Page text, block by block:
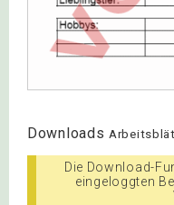
Downloads
Die Download-
eingeloggten